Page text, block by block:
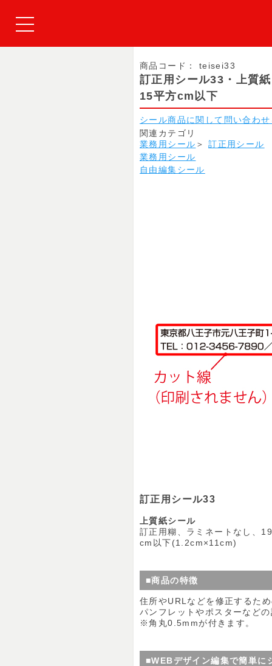
商品コード： teisei33
訂正用シール33・上質
15平方cm以下
シール商品に関して問い合わ
関連カテゴリ
業務用シール ＞
訂正用シール
業務用シール
自由編集シール
訂正用シール33
上質紙シール
訂正用糊、ラミネートなし、
cm以下(1.2cm×11cm)
■商品の特徴
住所やURLなどを修正するた
パンフレットやポスターなど
※角丸0.5mmが付きます。
■WEBデザイン編集で簡単に